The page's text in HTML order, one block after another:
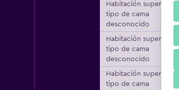
Habitación superior,
tipo de cama
desconocido
Habitación superior,
tipo de cama
desconocido
Habitación superior,
tipo de cama